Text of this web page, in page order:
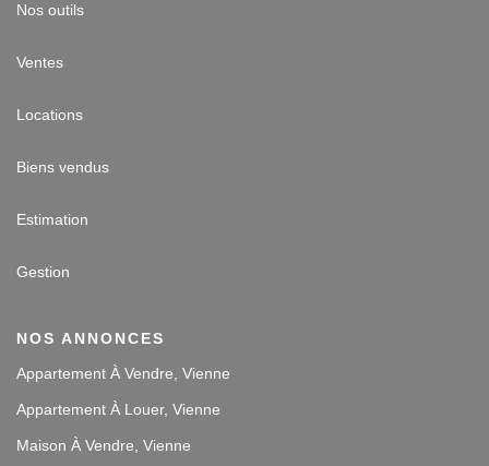
Nos outils
Ventes
Locations
Biens vendus
Estimation
Gestion
NOS ANNONCES
Appartement À Vendre, Vienne
Appartement À Louer, Vienne
Maison À Vendre, Vienne